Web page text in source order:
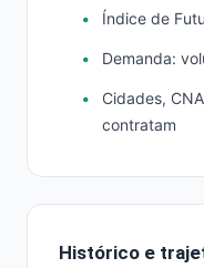
Índice de
Demanda:
Cidades,
contratam
Histórico e